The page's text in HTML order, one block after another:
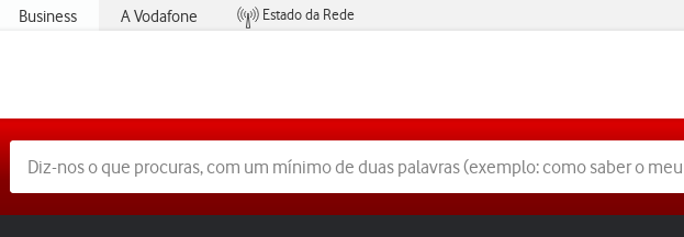
Business A Vodafone
Estado da Rede